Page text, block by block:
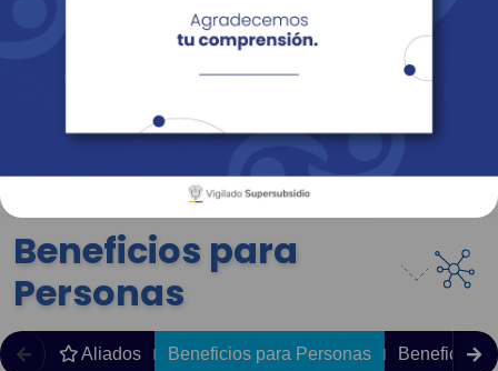
Revista Fácil Vivir
Sedes Directorio Servicios En Línea
Beneficios para
Personas
Aliados Beneficios para Personas Beneficios